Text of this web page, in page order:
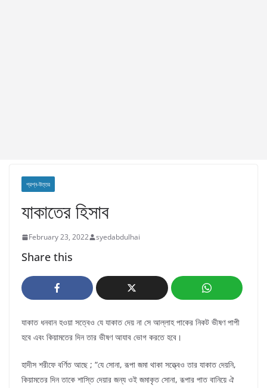
প্রশ্ন-উত্তর
যাকাতের হিসাব
February 23, 2022 syedabdulhai
Share this
যাকাত ধনবান হওয়া সত্বেও যে যাকাত দেয় না সে আল্লাহ পাকের নিকট ভীষণ পাপী
হবে এবং কিয়ামতের দিন তার ভীষণ আযাব ভােগ করতে হবে।
হাদীস শরীফে বর্ণিত আছে ; “যে সােনা, রূপা জমা থাকা সত্ত্বেও তার যাকাত দেয়নি,
কিয়ামতের দিন তাকে শাস্তি দেয়ার জন্য ওই জমাকৃত সােনা, রূপার পাত বানিয়ে ঐ